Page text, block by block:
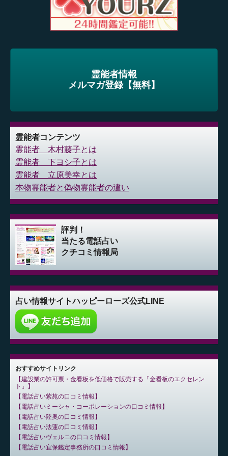
霊能者情報
メルマガ登録【無料】
霊能者コンテンツ
霊能者 木村藤子とは
霊能者 下ヨシ子とは
霊能者 立原美幸とは
本物霊能者と偽物霊能者の違い
評判！
当たる電話占い
クチコミ情報局
占い情報サイトハッピーローズ公式LINE
おすすめサイトリンク
建設業の許可票・金看板を低価格で販売する「金看板のエクセレン
ト」
電話占い紫苑の口コミ情報
電話占いミーシャ・コーポレーションの口コミ情報
電話占い陸奥の口コミ情報
電話占い法蓮の口コミ情報
電話占いヴェルニの口コミ情報
電話占い宜保鑑定事務所の口コミ情報